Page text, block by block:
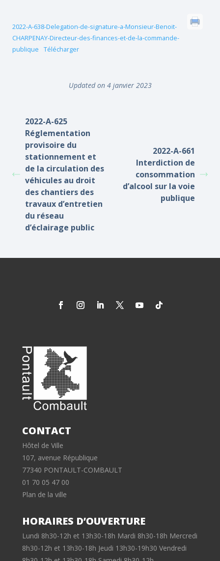
2022-A-638-Delegation-de-signature-a-Monsieur-Benoit-
CHARPENAY-Directeur-des-finances-et-de-la-commande-
publique
Télécharger
Updated on 4 janvier 2023
2022-A-625
Réglementation
provisoire du
stationnement et
de la circulation des
véhicules au droit
des chantiers des
travaux d’entretien
du réseau
d’éclairage public
2022-A-661
Interdiction de
consommation
d’alcool sur la voie
publique
CONTACT
Hôtel de Ville
107, avenue République
77340 PONTAULT-COMBAULT
01 70 05 47 00
Plan de la ville
HORAIRES D’OUVERTURE
Lundi 8h30-12h et 13h30-18h Mardi 8h30-18h Mercredi
8h30-12h et 13h30-18h Jeudi 13h30-19h30 Vendredi